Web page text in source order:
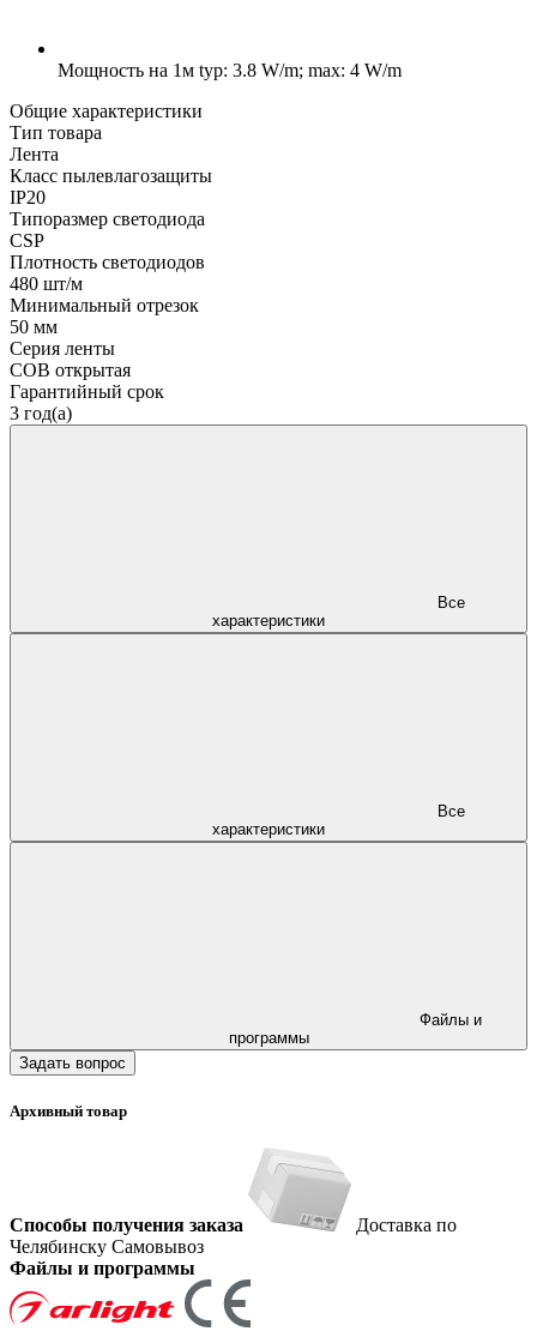
Мощность на 1м typ: 3.8 W/m; max: 4 W/m
Общие характеристики
Тип товара
Лента
Класс пылевлагозащиты
IP20
Типоразмер светодиода
CSP
Плотность светодиодов
480 шт/м
Минимальный отрезок
50 мм
Серия ленты
COB открытая
Гарантийный срок
3 год(а)
характеристики
характеристики
программы
Задать вопрос
Архивный товар
Способы получения заказа
Доставка по
Челябинску Самовывоз
Файлы и программы